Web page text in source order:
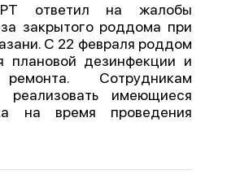
Отчеты
публикацию
Справочник
API
ответил на жалобы
закрытого роддома при
С 22 февраля роддом
плановой дезинфекции и
Сотрудникам
реализовать имеющиеся
на время проведения